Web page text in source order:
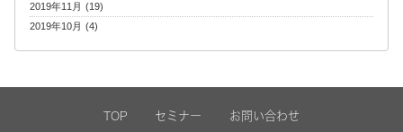
2019年11月 (19)
2019年10月 (4)
TOP セミナー お問い合わせ